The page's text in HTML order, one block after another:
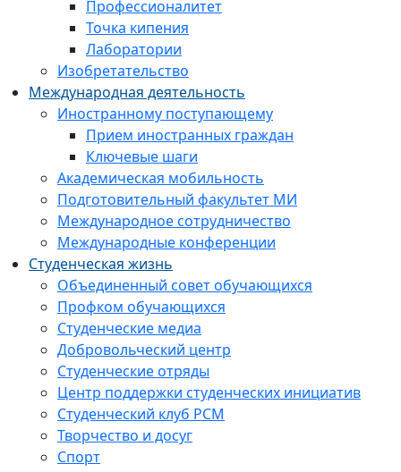
Профессионалитет
Точка кипения
Лаборатории
Изобретательство
Международная деятельность
Иностранному поступающему
Прием иностранных граждан
Ключевые шаги
Академическая мобильность
Подготовительный факультет МИ
Международное сотрудничество
Международные конференции
Студенческая жизнь
Объединенный совет обучающихся
Профком обучающихся
Студенческие медиа
Добровольческий центр
Студенческие отряды
Центр поддержки студенческих инициатив
Студенческий клуб РСМ
Творчество и досуг
Спорт